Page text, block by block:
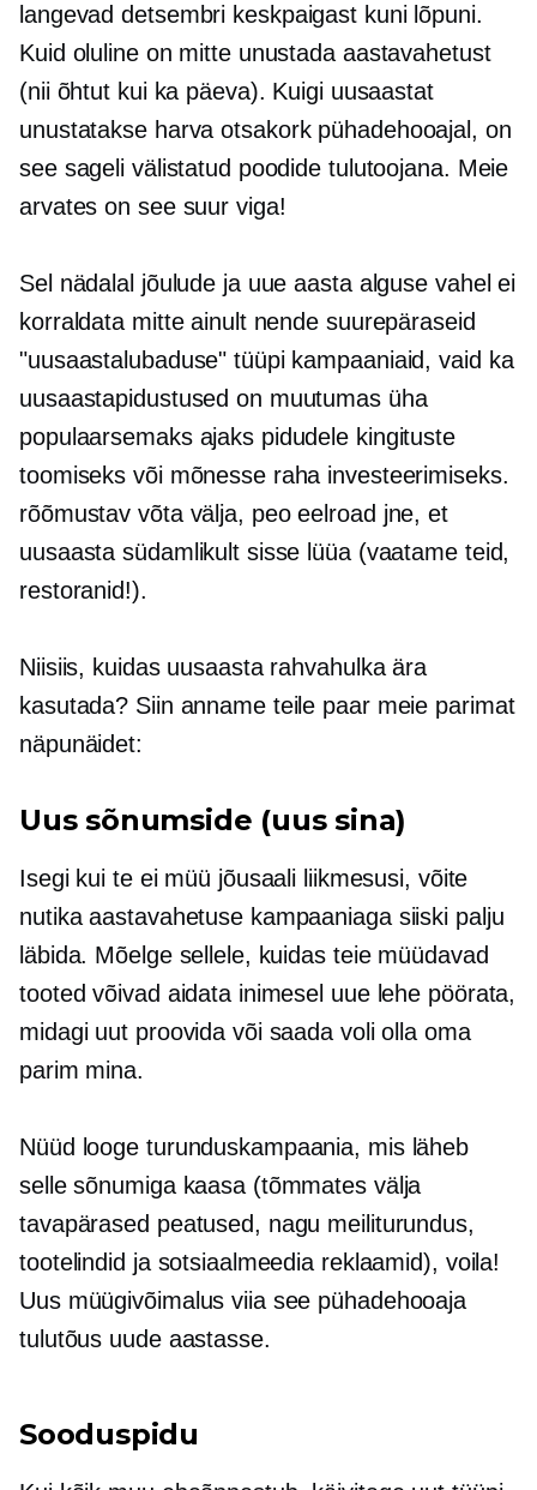
langevaddetsembri keskpaigast kuni lõpuni.
Kuid oluline on mitte unustada aastavahetust
(nii õhtut kui ka päeva). Kuigi uusaastat
unustatakse harvaotsakorkpühadehooajal, on
see sageli välistatud poodide tulutoojana. Meie
arvates on see suur viga!
Sel nädalal jõulude ja uue aasta alguse vahel ei
korraldata mitte ainult nende suurepäraseid
"uusaastalubaduse" tüüpi kampaaniaid, vaid ka
uusaastapidustused on muutumas üha
populaarsemaks ajaks pidudele kingituste
toomiseks või mõnesse raha investeerimiseks.
rõõmustavvõta välja, peo eelroad jne, et
uusaasta südamlikult sisse lüüa (vaatame teid,
restoranid!).
Niisiis, kuidas uusaasta rahvahulka ära
kasutada? Siin anname teile paar meie parimat
näpunäidet:
Uus sõnumside (uus sina)
Isegi kui te ei müü jõusaali liikmesusi, võite
nutika aastavahetuse kampaaniaga siiski palju
läbida. Mõelge sellele, kuidas teie müüdavad
tooted võivad aidata inimesel uue lehe pöörata,
midagi uut proovida või saada voli olla oma
parim mina.
Nüüd looge turunduskampaania, mis läheb
selle sõnumiga kaasa (tõmmates välja
tavapärased peatused, nagu meiliturundus,
tootelindid ja sotsiaalmeedia reklaamid), voila!
Uus müügivõimalus viia see pühadehooaja
tulutõus uude aastasse.
Sooduspidu